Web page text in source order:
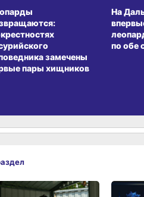
замечены
пары хищников
На
по обе